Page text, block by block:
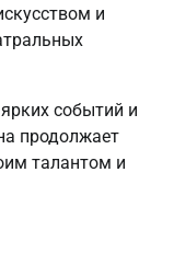
и
событий и
продолжает
талантом и